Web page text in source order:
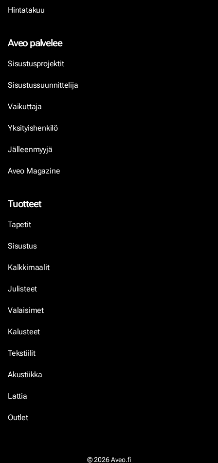
Hintatakuu
Aveo palvelee
Sisustusprojektit
Sisustussuunnittelija
Vaikuttaja
Yksityishenkilö
Jälleenmyyjä
Aveo Magazine
Tuotteet
Tapetit
Sisustus
Kalkkimaalit
Julisteet
Valaisimet
Kalusteet
Tekstiilit
Akustiikka
Lattia
Outlet
© 2026 Aveo.fi